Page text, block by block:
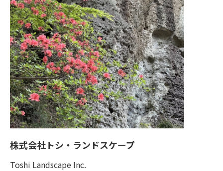
株式会社トシ・ランドスケープ
Toshi Landscape Inc.